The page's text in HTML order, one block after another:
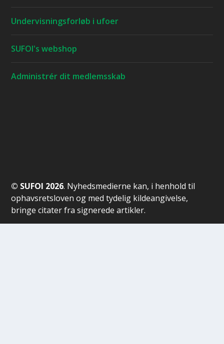
Undervisningsforløb i ufoer
SUFOI's webshop
Administrér dit medlemsskab
© SUFOI 2026. Nyhedsmedierne kan, i henhold til
ophavsretsloven og med tydelig kildeangivelse,
bringe citater fra signerede artikler.